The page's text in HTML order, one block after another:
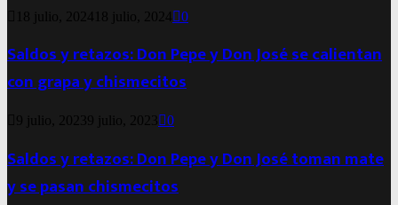
18 julio, 2024 18 julio, 2024 0
Saldos y retazos: Don Pepe y Don José se calientan
con grapa y chismecitos
9 julio, 20239 julio, 2023 0
Saldos y retazos: Don Pepe y Don José toman mate
y se pasan chismecitos